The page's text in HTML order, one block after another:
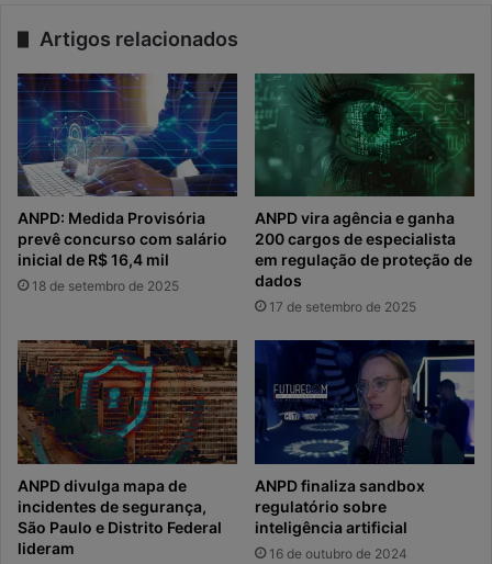
Artigos relacionados
ANPD: Medida Provisória
prevê concurso com salário
inicial de R$ 16,4 mil
18 de setembro de 2025
ANPD vira agência e ganha
200 cargos de especialista
em regulação de proteção de
dados
17 de setembro de 2025
ANPD divulga mapa de
incidentes de segurança,
São Paulo e Distrito Federal
lideram
ANPD finaliza sandbox
regulatório sobre
inteligência artificial
16 de outubro de 2024